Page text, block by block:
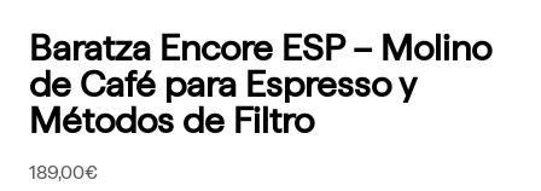
Baratza Encore ESP – Molino
de Café para Espresso y
Métodos de Filtro
Precio de oferta
189,00€